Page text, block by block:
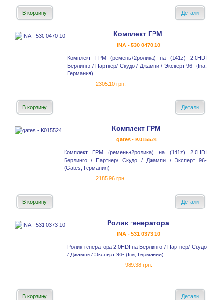
В корзину Детали
Комплект ГРМ
INA - 530 0470 10
Комплект ГРМ (ремень+2ролика) на (141z) 2.0HDI
Берлинго / Партнер/ Скудо / Джампи / Эксперт 96- (Ina,
Германия)
2305.10 грн.
В корзину Детали
Комплект ГРМ
gates - K015524
Комплект ГРМ (ремень+2ролика) на (141z) 2.0HDI
Берлинго / Партнер/ Скудо / Джампи / Эксперт 96-
(Gates, Германия)
2185.96 грн.
В корзину Детали
Ролик генератора
INA - 531 0373 10
Ролик генератора 2.0HDI на Берлинго / Партнер/ Скудо
/ Джампи / Эксперт 96- (Ina, Германия)
989.38 грн.
В корзину Детали